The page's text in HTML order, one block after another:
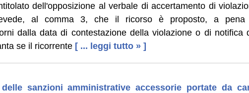
dell'opposizione al verbale di accertamento di
al comma 3, che il ricorso è proposto, a pena
dalla data di contestazione della violazione o di notifica
se il ricorrente [ ... leggi tutto » ]
sanzioni amministrative accessorie portate da